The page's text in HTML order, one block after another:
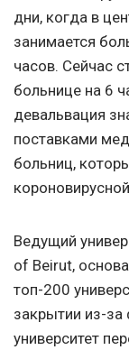
дни, когда в
занимается
часов. Сейчас
больнице на 6
девальвация
поставками
больниц,
Ведущий
of Beirut,
топ-200
закрытии из-
университет